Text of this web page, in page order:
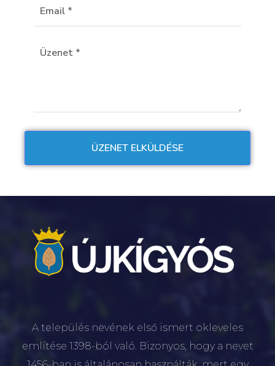
A település nevének első ismert okleveles
említése 1398-ból való. Bizonyos, hogy a nevet